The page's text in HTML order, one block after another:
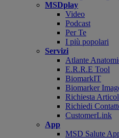
MSDplay
Video
Podcast
Per Te
I più popolari
Servizi
Atlante
E.R.R.E Tool
BiomarkIT
Biomarker
Richiesta
Richiedi
CustomerLink
App
MSD Salute